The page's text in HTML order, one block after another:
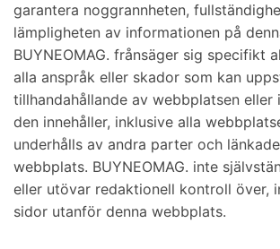
garantera noggrannheten,
lämpligheten av informationen på
BUYNEOMAG. frånsäger sig specifikt
alla anspråk eller skador som kan
tillhandahållande av webbplatsen eller
den innehåller, inklusive alla
underhålls av andra parter och
webbplats. BUYNEOMAG. inte
eller utövar redaktionell kontroll över,
sidor utanför denna webbplats.